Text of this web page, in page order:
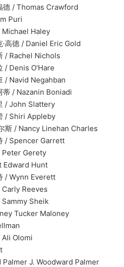
Crawford
Haley
/ Daniel Eric Gold
Nichols
O’Hare
Negahban
Boniadi
Slattery
Appleby
Linehan Charles
Garrett
Gerety
Hunt
Everett
Reeves
Sheik
Maloney
Olomi
J. Woodward Palmer